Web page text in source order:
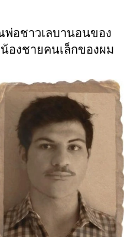
อชาวเลบานอนของ
องชายคนเล็กของผม